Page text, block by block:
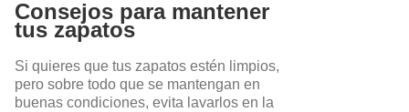
Consejos para mantener
tus zapatos
Si quieres que tus zapatos estén limpios,
pero sobre todo que se mantengan en
buenas condiciones, evita lavarlos en la